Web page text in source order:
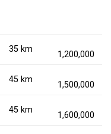
35 km
1,200,000
45 km
1,500,000
45 km
1,600,000